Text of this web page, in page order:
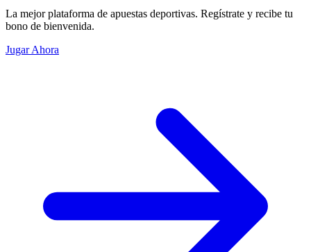
La mejor plataforma de apuestas deportivas. Regístrate y recibe tu
bono de bienvenida.
Jugar Ahora